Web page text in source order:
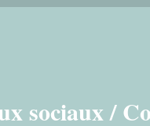
sociaux /